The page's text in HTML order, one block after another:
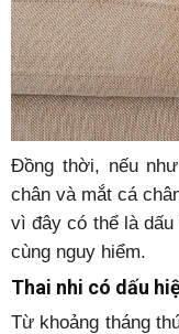
Đồng thời, nếu
chân và mắt cá
vì đây có thể là
cùng nguy hiểm.
Thai nhi có dấu
Từ khoảng tháng